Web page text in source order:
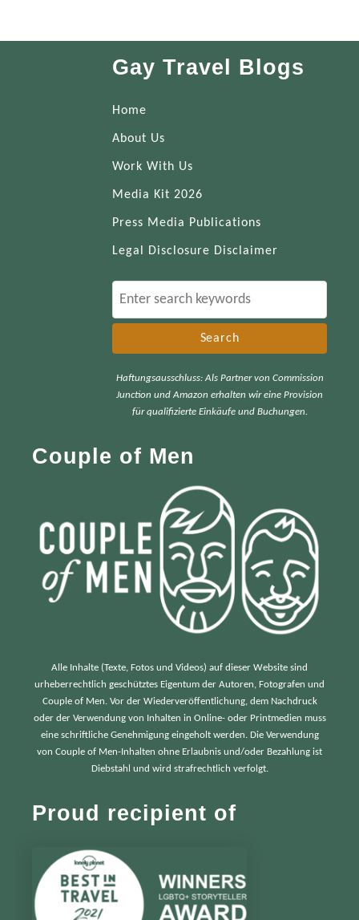
Gay Travel Blogs
Home
About Us
Work With Us
Media Kit 2026
Press Media Publications
Legal Disclosure Disclaimer
e
cHaftungsausschluss: Als Partner von Commission
Junction und Amazon erhalten wir eine Provision
für qualifizierte Einkäufe und Buchungen.
Couple of Men
Alle Inhalte (Texte, Fotos und Videos) auf dieser Website sind
urheberrechtlich geschütztes Eigentum der Autoren, Fotografen und
Couple of Men. Vor der Wiederveröffentlichung, dem Nachdruck
oder der Verwendung von Inhalten in Online- oder Printmedien muss
eine schriftliche Genehmigung eingeholt werden. Die Verwendung
von Couple of Men-Inhalten ohne Erlaubnis und/oder Bezahlung ist
Diebstahl und wird strafrechtlich verfolgt.
Proud recipient of